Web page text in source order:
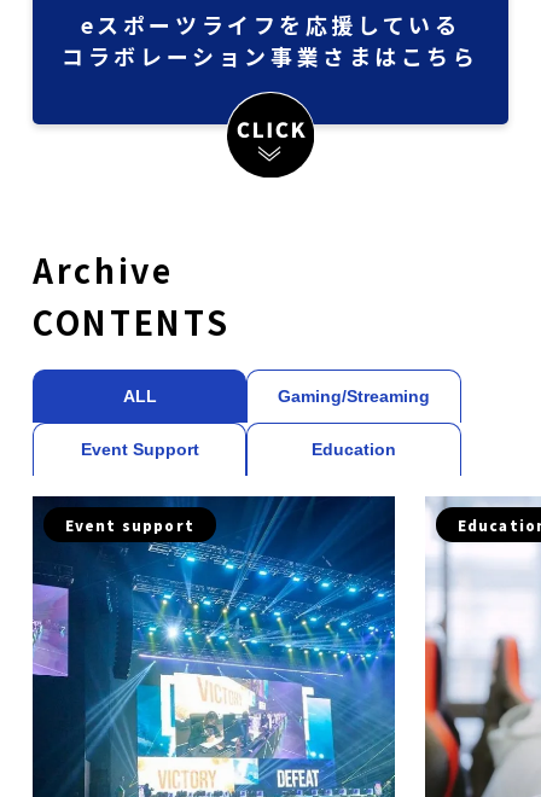
eスポーツライフを応援している
コラボレーション事業さまはこちら
Archive
CONTENTS
ALL Gaming/Streaming
Event Support Education
Event support